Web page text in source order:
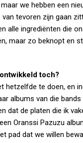
we hebben een
tevoren zijn gaan
alle ingrediënten die
maar zo beknopt en
toch?
hetzelfde te doen, en
albums van die
dat de platen die ik
Oranssi Pazuzu
pad dat we willen